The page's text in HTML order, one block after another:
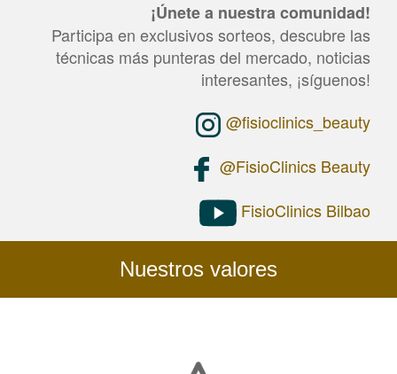
for
testing
whether
spam
¡Únete a nuestra comunidad!
Participa en exclusivos sorteos, descubre las
técnicas más punteras del mercado, noticias
interesantes, ¡síguenos!
@fisioclinics_beauty
@FisioClinics Beauty
FisioClinics Bilbao
Nuestros valores